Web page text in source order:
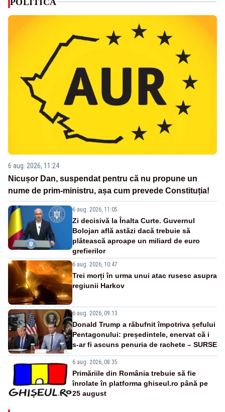
6 aug. 2026, 11:24
Nicușor Dan, suspendat pentru că nu propune un
nume de prim-ministru, așa cum prevede Constituția!
6 aug. 2026, 11:05
Zi decisivă la Înalta Curte. Guvernul
Bolojan află astăzi dacă trebuie să
plătească aproape un miliard de euro
grefierilor
6 aug. 2026, 10:47
Trei morți în urma unui atac rusesc asupra
regiunii Harkov
6 aug. 2026, 09:13
Donald Trump a răbufnit împotriva șefului
Pentagonului: președintele, enervat că i
s-ar fi ascuns penuria de rachete – SURSE
6 aug. 2026, 08:35
Primăriile din România trebuie să fie
înrolate în platforma ghiseul.ro până pe
25 august